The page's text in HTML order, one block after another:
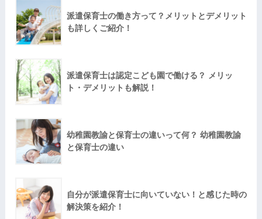
派遣保育士の働き方って？メリットとデメリット
も詳しくご紹介！
派遣保育士は認定こども園で働ける？ メリッ
ト・デメリットも解説！
幼稚園教諭と保育士の違いって何？ 幼稚園教諭
と保育士の違い
自分が派遣保育士に向いていない！と感じた時の
解決策を紹介！